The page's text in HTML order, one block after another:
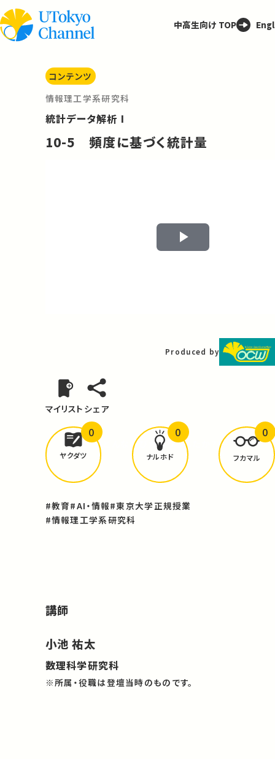
中高生向け TOP
コンテンツ
情報理工学系研究科
統計データ解析 I
10-5 頻度に基づく統計量
Play
Produced by
マイリスト シェア
どんな学びがありましたか？
ヤクダツ
0
ナルホド
0
フカマル
0
#教育#AI・情報#東京大学正規授業
#情報理工学系研究科
講師
小池 祐太
数理科学研究科
※所属・役職は登壇当時のものです。